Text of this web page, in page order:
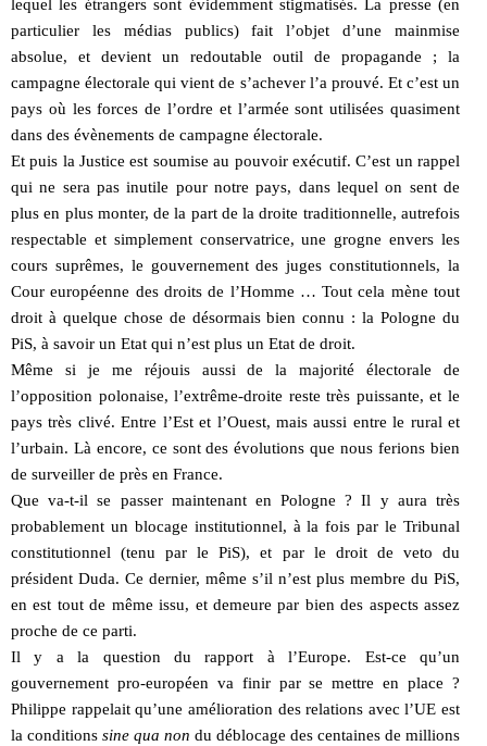
lequel les étrangers sont évidemment stigmatisés. La presse (en
particulier les médias publics) fait l’objet d’une mainmise
absolue, et devient un redoutable outil de propagande ; la
campagne électorale qui vient de s’achever l’a prouvé. Et c’est un
pays où les forces de l’ordre et l’armée sont utilisées quasiment
dans des évènements de campagne électorale.
Et puis la Justice est soumise au pouvoir exécutif. C’est un rappel
qui ne sera pas inutile pour notre pays, dans lequel on sent de
plus en plus monter, de la part de la droite traditionnelle, autrefois
respectable et simplement conservatrice, une grogne envers les
cours suprêmes, le gouvernement des juges constitutionnels, la
Cour européenne des droits de l’Homme … Tout cela mène tout
droit à quelque chose de désormais bien connu : la Pologne du
PiS, à savoir un Etat qui n’est plus un Etat de droit.
Même si je me réjouis aussi de la majorité électorale de
l’opposition polonaise, l’extrême-droite reste très puissante, et le
pays très clivé. Entre l’Est et l’Ouest, mais aussi entre le rural et
l’urbain. Là encore, ce sont des évolutions que nous ferions bien
de surveiller de près en France.
Que va-t-il se passer maintenant en Pologne ? Il y aura très
probablement un blocage institutionnel, à la fois par le Tribunal
constitutionnel (tenu par le PiS), et par le droit de veto du
président Duda. Ce dernier, même s’il n’est plus membre du PiS,
en est tout de même issu, et demeure par bien des aspects assez
proche de ce parti.
Il y a la question du rapport à l’Europe. Est-ce qu’un
gouvernement pro-européen va finir par se mettre en place ?
Philippe rappelait qu’une amélioration des relations avec l’UE est
la conditions sine qua non du déblocage des centaines de millions